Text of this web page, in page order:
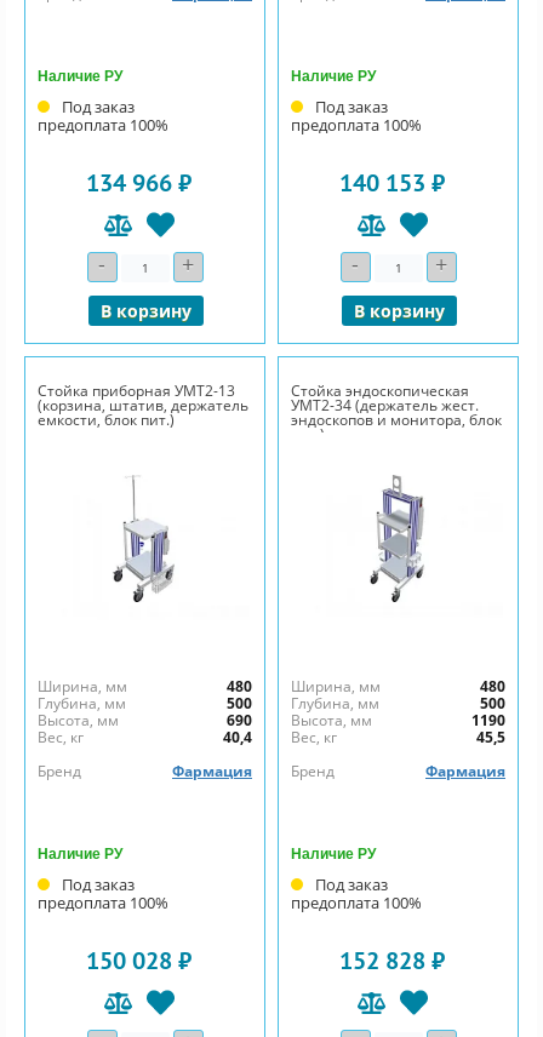
Наличие РУ
Под заказ
предоплата 100%
134 966 ₽
- Количество+
В корзину
Наличие РУ
Под заказ
предоплата 100%
140 153 ₽
- Количество+
В корзину
Стойка приборная УМТ2-13
(корзина, штатив, держатель
емкости, блок пит.)
Ширина, мм
480
Глубина, мм
500
Высота, мм
690
Вес, кг
40,4
Бренд
Фармация
Наличие РУ
Под заказ
предоплата 100%
150 028 ₽
Стойка эндоскопическая
УМТ2-34 (держатель жест.
эндоскопов и монитора, блок
пит.)
Ширина, мм
480
Глубина, мм
500
Высота, мм
1190
Вес, кг
45,5
Бренд
Фармация
Наличие РУ
Под заказ
предоплата 100%
152 828 ₽